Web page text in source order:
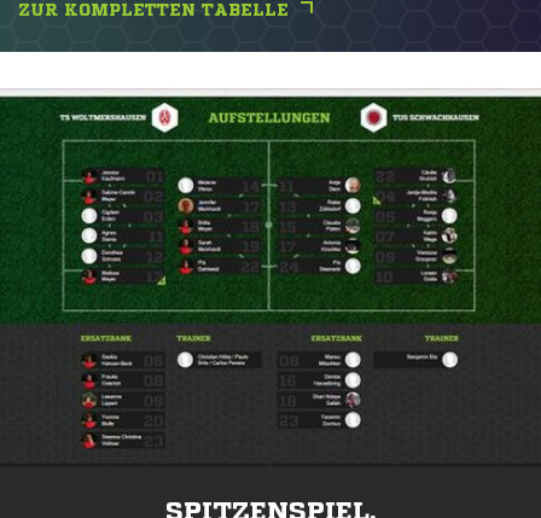
ZUR KOMPLETTEN TABELLE
SPITZENSPIEL.